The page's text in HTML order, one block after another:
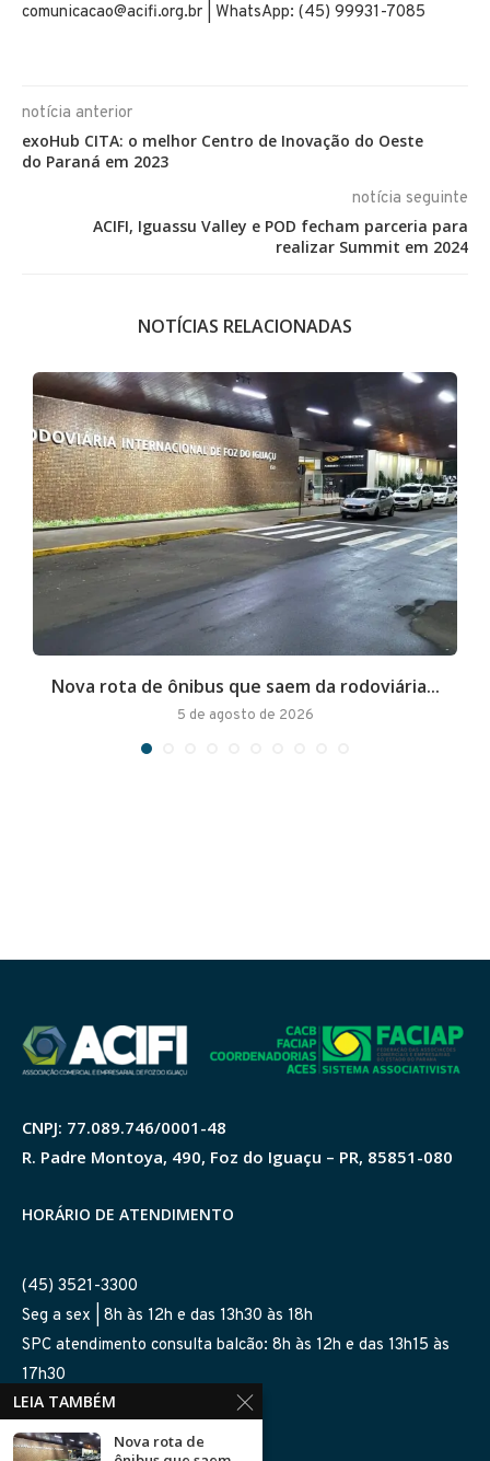
comunicacao@acifi.org.br | WhatsApp: (45) 99931-7085
notícia anterior
exoHub CITA: o melhor Centro de Inovação do Oeste
do Paraná em 2023
notícia seguinte
ACIFI, Iguassu Valley e POD fecham parceria para
realizar Summit em 2024
NOTÍCIAS RELACIONADAS
Nova rota de ônibus que saem da rodoviária...
5 de agosto de 2026
CNPJ: 77.089.746/0001-48
R. Padre Montoya, 490, Foz do Iguaçu – PR, 85851-080
HORÁRIO DE ATENDIMENTO
(45) 3521-3300
Seg a sex | 8h às 12h e das 13h30 às 18h
SPC atendimento consulta balcão: 8h às 12h e das 13h15 às
17h30
SIGA-NOS NAS REDES
LEIA TAMBÉM
Nova rota de